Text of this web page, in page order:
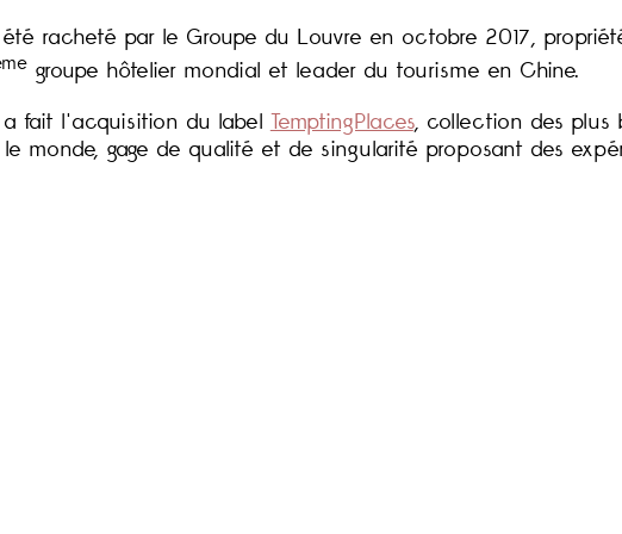
racheté par le Groupe du Louvre en octobre 2017,
groupe hôtelier mondial et leader du tourisme en Chine.
fait l'acquisition du label TemptingPlaces, collection des plus
monde, gage de qualité et de singularité proposant des